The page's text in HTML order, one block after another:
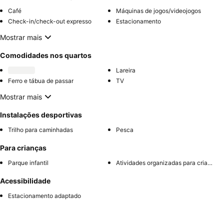
Café
Máquinas de jogos/videojogos
Check-in/check-out expresso
Estacionamento
Mostrar mais
Comodidades nos quartos
Lareira
Ferro e tábua de passar
TV
Mostrar mais
Instalações desportivas
Trilho para caminhadas Pesca
Para crianças
Parque infantil Atividades organizadas para crianças
Acessibilidade
Estacionamento adaptado